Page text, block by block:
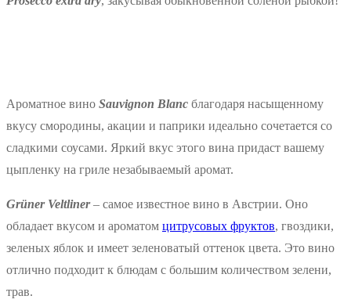
Ароматное вино Sauvignon Blanc благодаря насыщенному
вкусу смородины, акации и паприки идеально сочетается со
сладкими соусами. Яркий вкус этого вина придаст вашему
цыпленку на гриле незабываемый аромат.
Grüner Veltliner– самое известное вино в Австрии. Оно
обладает вкусом и ароматом цитрусовых фруктов, гвоздики,
зеленых яблок и имеет зеленоватый оттенок цвета. Это вино
отлично подходит к блюдам с большим количеством зелени,
трав.